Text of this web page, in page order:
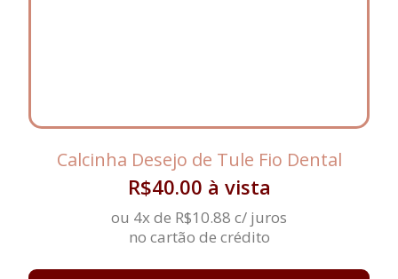
Calcinha Desejo de Tule Fio Dental
R$40.00 à vista
ou 4x de R$10.88 c/ juros
no cartão de crédito